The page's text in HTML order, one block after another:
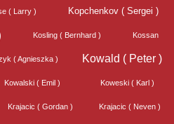
( Larry ) Kopchenkov ( Sergei )
Kosling ( Bernhard ) Kossan
( Agnieszka ) Kowald ( Peter )
Kowalski ( Emil ) Koweski ( Karl )
Krajacic ( Gordan ) Krajacic ( Neven )